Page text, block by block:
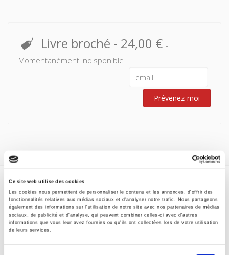
Ce site web utilise des cookies
Les cookies nous permettent de personnaliser le contenu et les annonces, d'offrir des
fonctionnalités relatives aux médias sociaux et d'analyser notre trafic. Nous partageons
également des informations sur l'utilisation de notre site avec nos partenaires de médias
sociaux, de publicité et d'analyse, qui peuvent combiner celles-ci avec d'autres
informations que vous leur avez fournies ou qu'ils ont collectées lors de votre utilisation
de leurs services.
Livre broché - 24,00 € -
Momentanément indisponible
Prévenez-moi
Spécifications
Formats
Sommaire